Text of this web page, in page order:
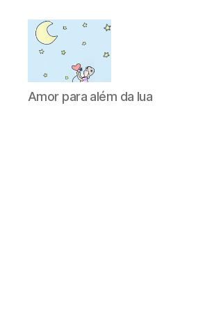
Amor
para
Amor para além da lua